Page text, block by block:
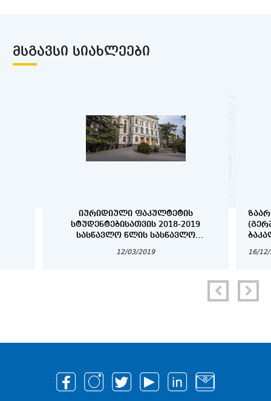
ᲛᲡᲒᲐᲕᲡᲘ ᲡᲘᲐᲮᲚᲔᲔᲑᲘ
ᲘᲣᲠᲘᲓᲘᲣᲚᲘ ᲤᲐᲙᲣᲚᲢᲔᲢᲘᲡ
ᲡᲢᲣᲓᲔᲜᲢᲔᲑᲘᲡᲐᲗᲕᲘᲡ 2018-2019
ᲡᲐᲡᲬᲐᲕᲚᲝ ᲬᲚᲘᲡ ᲡᲐᲡᲬᲐᲕᲚᲝ
12/03/2019 16/